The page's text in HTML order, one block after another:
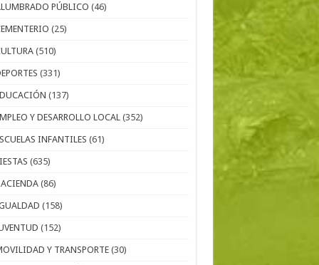
PÚBLICO (46)
(25)
(510)
(331)
(137)
Y DESARROLLO LOCAL (352)
INFANTILES (61)
(635)
(86)
(158)
(152)
Y TRANSPORTE (30)